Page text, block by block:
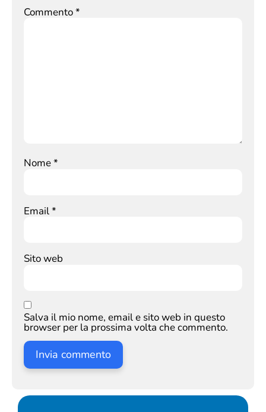
Commento*
Nome*
Email*
Sito web
Salva il mio nome, email e sito web in questo
browser per la prossima volta che commento.